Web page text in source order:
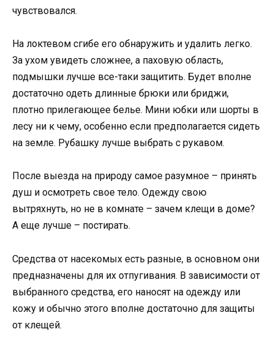
чувствовался.
На локтевом сгибе его обнаружить и удалить легко.
За ухом увидеть сложнее, а паховую область,
подмышки лучше все-таки защитить. Будет вполне
достаточно одеть длинные брюки или бриджи,
плотно прилегающее белье. Мини юбки или шорты в
лесу ни к чему, особенно если предполагается сидеть
на земле. Рубашку лучше выбрать с рукавом.
После выезда на природу самое разумное – принять
душ и осмотреть свое тело. Одежду свою
вытряхнуть, но не в комнате – зачем клещи в доме?
А еще лучше – постирать.
Средства от насекомых есть разные, в основном они
предназначены для их отпугивания. В зависимости от
выбранного средства, его наносят на одежду или
кожу и обычно этого вполне достаточно для защиты
от клещей.